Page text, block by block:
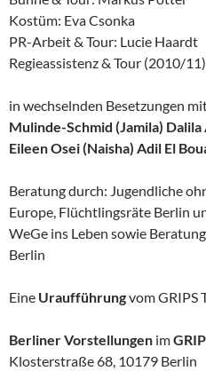
Kostüm: Eva Csonka
PR-Arbeit & Tour: Lucie Haardt
Regieassistenz & Tour (2010/
in wechselnden Besetzungen
Mulinde-Schmid (Jamila)
Eileen Osei (Naisha) Adil El
Beratung durch: Jugendliche
Europe, Flüchtlingsräte Berlin
WeGe ins Leben sowie
Berlin
Eine Uraufführungvom GRIPS
Berliner Vorstellungen im
Klosterstraße 68, 10179 Berlin